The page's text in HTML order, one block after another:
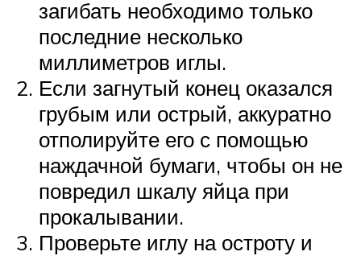
загибать необходимо только
последние несколько
миллиметров иглы.
Если загнутый конец оказался
грубым или острый, аккуратно
отполируйте его с помощью
наждачной бумаги, чтобы он не
повредил шкалу яйца при
прокалывании.
Проверьте иглу на остроту и